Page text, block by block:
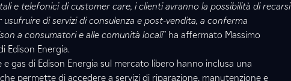
e telefonici di customer care, i clienti avranno la possibilità di recarsi
di servizi di consulenza e post-vendita, a conferma
a consumatori e alle comunità locali” ha affermato Massimo
Edison Energia.
gas di Edison Energia sul mercato libero hanno inclusa una
permette di accedere a servizi di riparazione, manutenzione e